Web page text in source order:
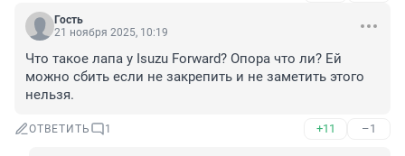
Гость
21 ноября 2025, 10:19
Что такое лапа у Isuzu Forward? Опора что ли? Ей
можно сбить если не закрепить и не заметить этого
нельзя.
ОТВЕТИТЬ 1 +11 –1